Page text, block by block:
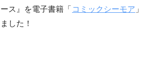
ス』を電子書籍「 コミックシーモア 」
した！